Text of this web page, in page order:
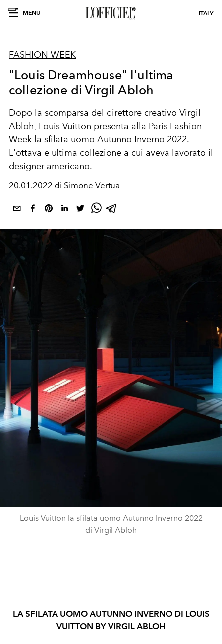
MENU ITALY
FASHION WEEK
"Louis Dreamhouse" l'ultima
collezione di Virgil Abloh
Dopo la scomparsa del direttore creativo Virgil
Abloh, Louis Vuitton presenta alla Paris Fashion
Week la sfilata uomo Autunno Inverno 2022.
L'ottava e ultima collezione a cui aveva lavorato il
designer americano.
20.01.2022 di Simone Vertua
Louis Vuitton la sfilata uomo Autunno Inverno 2022
di Virgil Abloh
LA SFILATA UOMO AUTUNNO INVERNO DI LOUIS
VUITTON BY VIRGIL ABLOH